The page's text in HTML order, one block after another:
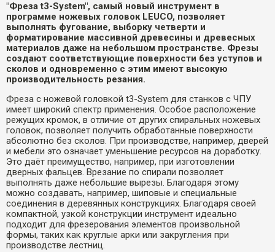
"Фреза t3-System", самый новый инструмент в
программе ножевых головок LEUCO, позволяет
выполнять фугование, выборку четверти и
форматирование массивной древесины и древесных
материалов даже на небольшом пространстве. Фрезы
создают соответствующие поверхности без уступов и
сколов и одновременно с этим имеют высокую
производительность резания.
Фреза с ножевой головкой t3-System для станков с ЧПУ
имеет широкий спектр применения. Особое расположение
режущих кромок, в отличие от других спиральных ножевых
головок, позволяет получить обработанные поверхности
абсолютно без сколов. При производстве, например, дверей
и мебели это означает уменьшение ресурсов на доработку.
Это даёт преимущество, например, при изготовлении
дверных фальцев. Врезание по спирали позволяет
выполнять даже небольшие вырезы. Благодаря этому
можно создавать, например, шиповые и специальные
соединения в деревянных конструкциях. Благодаря своей
компактной, узкой конструкции инструмент идеально
подходит для фрезерования элементов произвольной
формы, таких как круглые арки или закругления при
производстве лестниц.